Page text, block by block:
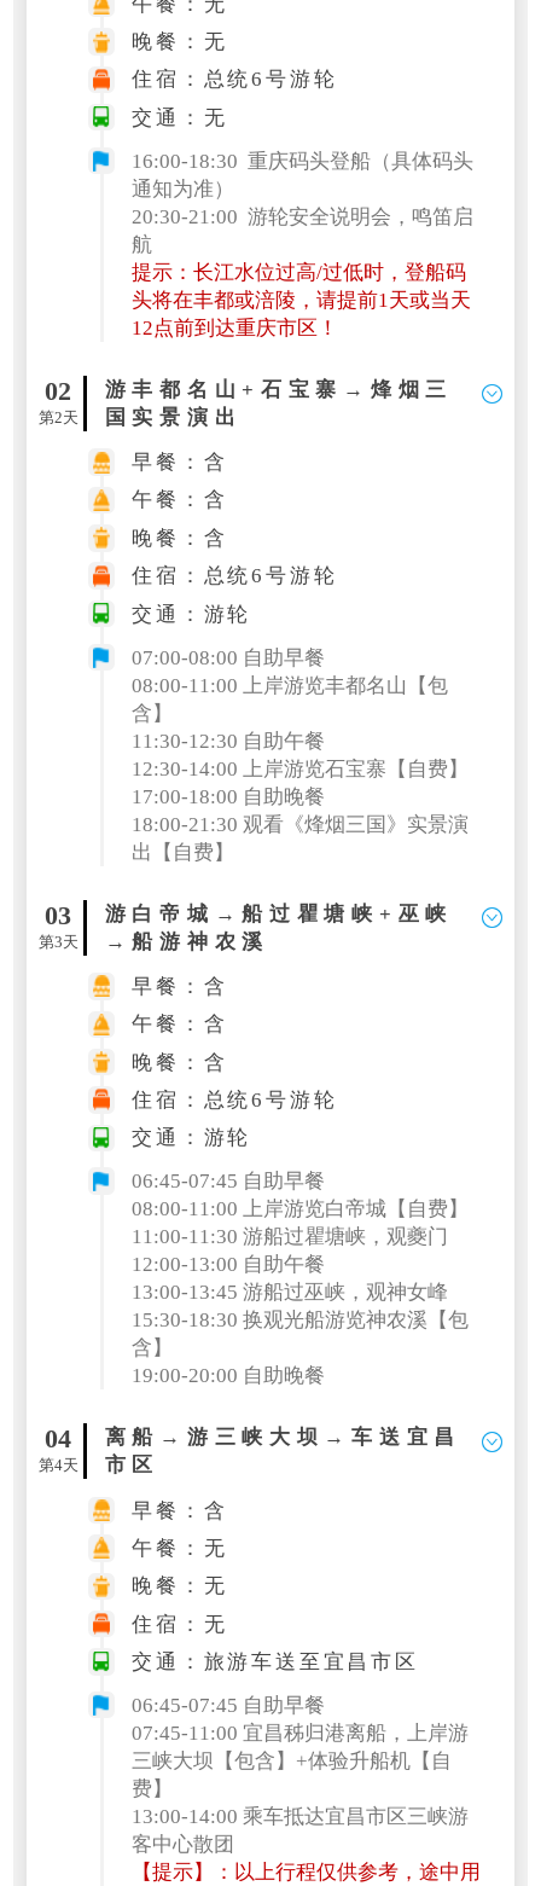
晚餐：无
住宿：总统6号游轮
交通：无
16:00-18:30 重庆码头登船（具体码头
通知为准）
20:30-21:00 游轮安全说明会，鸣笛启
航
提示：长江水位过高/过低时，登船码
头将在丰都或涪陵，请提前1天或当天
12点前到达重庆市区！
02
第2天
游丰都名山+石宝寨→烽烟三
国实景演出
早餐：含
午餐：含
晚餐：含
住宿：总统6号游轮
交通：游轮
07:00-08:00 自助早餐
08:00-11:00 上岸游览丰都名山
【包
含 】
11:30-12:30 自助午餐
12:30-14:00 上岸游览石宝寨【自费】
17:00-18:00 自助晚餐
18:00-21:30 观看《烽烟三国》实景演
出
【自费 】
03
第3天
游白帝城→船过瞿塘峡+巫峡
→船游神农溪
早餐：含
午餐：含
晚餐：含
住宿：总统6号游轮
交通：游轮
06:45-07:45 自助早餐
08:00-11:00 上岸游览白帝城 【自费 】
11:00-11:30 游船过瞿塘峡，观夔门
12:00-13:00 自助午餐
13:00-13:45 游船过巫峡，观神女峰
15:30-18:30 换观光船游览神农溪 【包
含 】
19:00-20:00 自助晚餐
04
第4天
离船→游三峡大坝→车送宜昌
市区
早餐：含
午餐：无
晚餐：无
住宿：无
交通：旅游车送至宜昌市区
06:45-07:45 自助早餐
07:45-11:00 宜昌秭归港离船，上岸游
三峡大坝【包含】+体验升船机【自
费】
13:00-14:00 乘车抵达宜昌市区三峡游
客中心散团
【提示】：以上行程仅供参考，途中用